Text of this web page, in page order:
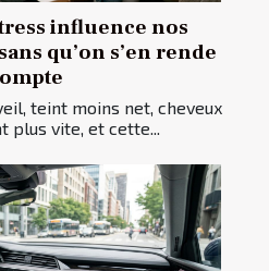
influence nos
qu’on s’en rende
teint moins net, cheveux
plus vite, et cette...